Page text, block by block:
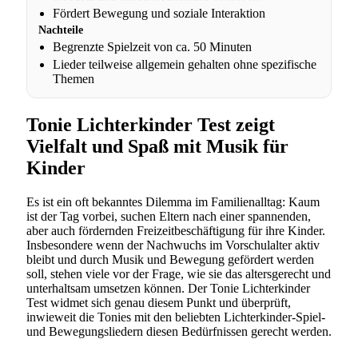
Fördert Bewegung und soziale Interaktion
Nachteile
Begrenzte Spielzeit von ca. 50 Minuten
Lieder teilweise allgemein gehalten ohne spezifische
Themen
Tonie Lichterkinder Test zeigt
Vielfalt und Spaß mit Musik für
Kinder
Es ist ein oft bekanntes Dilemma im Familienalltag: Kaum
ist der Tag vorbei, suchen Eltern nach einer spannenden,
aber auch fördernden Freizeitbeschäftigung für ihre Kinder.
Insbesondere wenn der Nachwuchs im Vorschulalter aktiv
bleibt und durch Musik und Bewegung gefördert werden
soll, stehen viele vor der Frage, wie sie das altersgerecht und
unterhaltsam umsetzen können. Der Tonie Lichterkinder
Test widmet sich genau diesem Punkt und überprüft,
inwieweit die Tonies mit den beliebten Lichterkinder-Spiel-
und Bewegungsliedern diesen Bedürfnissen gerecht werden.